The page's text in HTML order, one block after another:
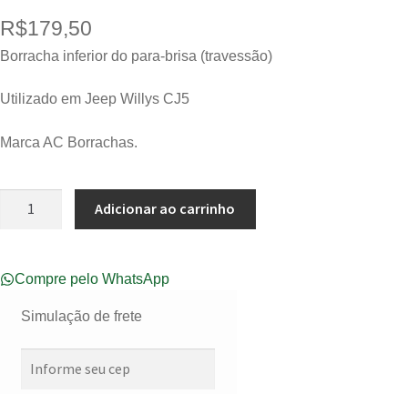
R$179,50
Borracha inferior do para-brisa (travessão)
Utilizado em Jeep Willys CJ5
Marca AC Borrachas.
Adicionar ao carrinho
Compre pelo WhatsApp
Simulação de frete